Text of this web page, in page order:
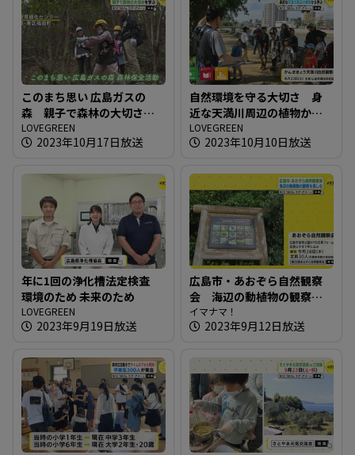
このまち思い 広島ガスの
森 親子で森林の大切さを
学ぶ
LOVEGREEN
2023年10月17日放送
自然環境を守る大切さ 身
近な天満川周辺の植物から
学ぶ
LOVEGREEN
2023年10月10日放送
年に1回の浄化槽法定検査
環境のため 未来のため
LOVEGREEN
2023年9月19日放送
広島市・あおぞら自然観察
会 海辺の動植物の観察を
楽しむ
イマナマ！
2023年9月12日放送